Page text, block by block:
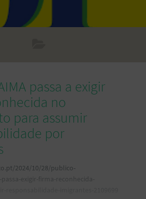
passa a exigir
no
para assumir
por
2024/10/28/publico-
exigir-firma-reconhecida-